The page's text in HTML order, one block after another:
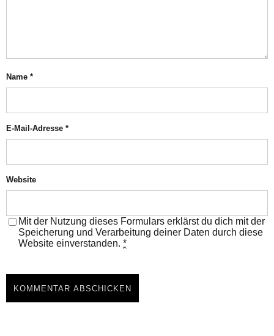
Name *
E-Mail-Adresse *
Website
Mit der Nutzung dieses Formulars erklärst du dich mit der
Speicherung und Verarbeitung deiner Daten durch diese
Website einverstanden. *